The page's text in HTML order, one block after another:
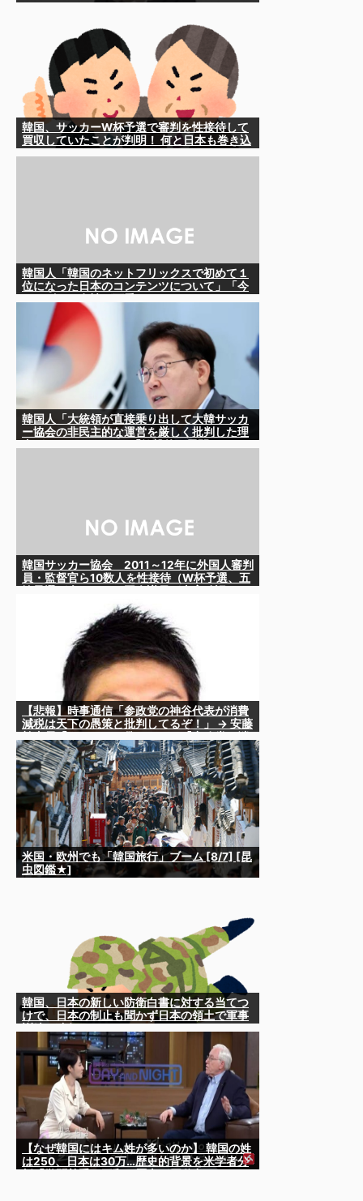
韓国、サッカーW杯予選で審判を性接待して
買収していたことが判明！ 何と日本も巻き込
韓国人「韓国のネットフリックスで初めて１
位になった日本のコンテンツについて」「今
韓国人「大統領が直接乗り出して大韓サッカ
ー協会の非民主的な運営を厳しく批判した理
韓国サッカー協会 2011～12年に外国人審判
員・監督官ら10数人を性接待（W杯予選、五
【悲報】時事通信「参政党の神谷代表が消費
減税は天下の愚策と批判してるぞ！」 → 安藤
費税廃止派、減税派』」ｗｗｗｗｗｗｗｗ
米国・欧州でも「韓国旅行」ブーム [8/7] [昆
虫図鑑★]
韓国、日本の新しい防衛白書に対する当てつ
けで、日本の制止も聞かず日本の領土で軍事
【なぜ韓国にはキム姓が多いのか】 韓国の姓
は250、日本は30万…歴史的背景を米学者分